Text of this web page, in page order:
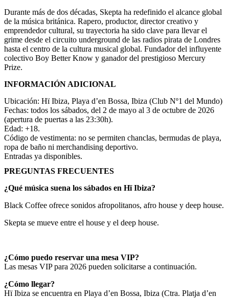
Durante más de dos décadas, Skepta ha redefinido el alcance global
de la música británica. Rapero, productor, director creativo y
emprendedor cultural, su trayectoria ha sido clave para llevar el
grime desde el circuito underground de las radios pirata de Londres
hasta el centro de la cultura musical global. Fundador del influyente
colectivo Boy Better Know y ganador del prestigioso Mercury
Prize.
INFORMACIÓN ADICIONAL
Ubicación: Hï Ibiza, Playa d’en Bossa, Ibiza (Club Nº1 del Mundo)
Fechas: todos los sábados, del 2 de mayo al 3 de octubre de 2026
(apertura de puertas a las 23:30h).
Edad: +18.
Código de vestimenta: no se permiten chanclas, bermudas de playa,
ropa de baño ni merchandising deportivo.
Entradas ya disponibles.
PREGUNTAS FRECUENTES
¿Qué música suena los sábados en Hï Ibiza?
Black Coffee ofrece sonidos afropolitanos, afro house y deep house.
Skepta se mueve entre el house y el deep house.
¿Cómo puedo reservar una mesa VIP?
Las mesas VIP para 2026 pueden solicitarse a continuación.
¿Cómo llegar?
Hï Ibiza se encuentra en Playa d’en Bossa, Ibiza (Ctra. Platja d’en